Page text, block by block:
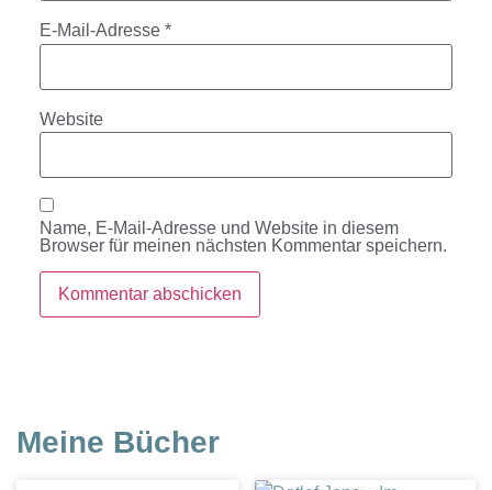
E-Mail-Adresse *
Website
Name, E-Mail-Adresse und Website in diesem
Browser für meinen nächsten Kommentar speichern.
Meine Bücher